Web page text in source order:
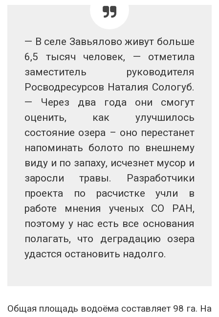
— В селе Завьялово живут больше
6,5 тысяч человек, — отметила
заместитель руководителя
Росводресурсов Наталия Сологуб.
— Через два года они смогут
оценить, как улучшилось
состояние озера – оно перестанет
напоминать болото по внешнему
виду и по запаху, исчезнет мусор и
заросли травы. Разработчики
проекта по расчистке учли в
работе мнения ученых СО РАН,
поэтому у нас есть все основания
полагать, что деградацию озера
удастся остановить надолго.
Общая площадь водоёма составляет 98 га. На